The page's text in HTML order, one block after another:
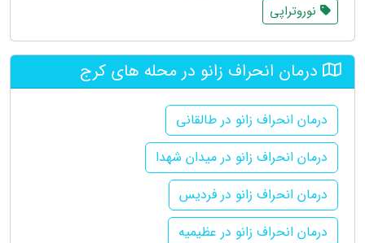
نوروتراپی
درمان انحراف زانو در محله های کرج
درمان انحراف زانو در طالقانی
درمان انحراف زانو در میدان شهدا
درمان انحراف زانو در فردیس
درمان انحراف زانو در عظیمیه